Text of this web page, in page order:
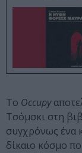
Το Occupy
Τσόμσκι στη
συγχρόνως ένα
δίκαιο κόσμο